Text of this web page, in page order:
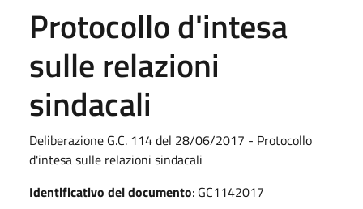
Protocollo d'intesa
sulle relazioni
sindacali
Deliberazione G.C. 114 del 28/06/2017 - Protocollo
d'intesa sulle relazioni sindacali
Identificativo del documento: GC1142017